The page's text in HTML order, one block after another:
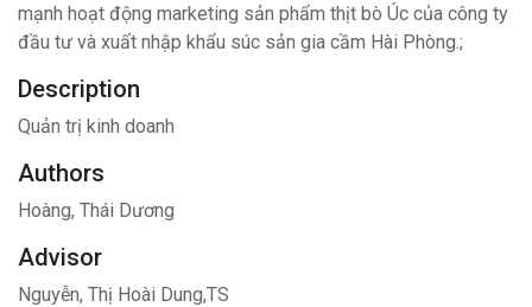
mạnh hoạt động marketing sản phẩm thịt bò Úc của công ty
đầu tư và xuất nhập khẩu súc sản gia cầm Hài Phòng.;
Description
Quản trị kinh doanh
Authors
Hoàng, Thái Dương
Advisor
Nguyễn, Thị Hoài Dung,TS